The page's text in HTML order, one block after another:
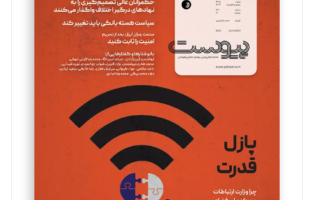
سروش کرمیان
تحریریه
مینا پاکدل
یسنا امان‌پور
تحریریه